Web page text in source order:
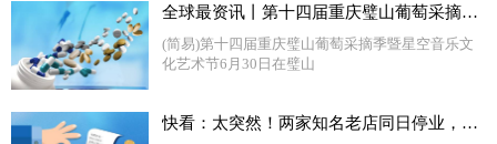
全球最资讯丨第十四届重庆璧山葡萄采摘季暨星空音乐文化艺术节开幕
(简易)第十四届重庆璧山葡萄采摘季暨星空音乐文
化艺术节6月30日在璧山
快看：太突然！两家知名老店同日停业，已开业约20年，顾客：以为清仓“打骨折”，却发现并不便宜